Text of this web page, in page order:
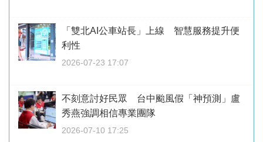
「雙北AI公車站長」上線 智慧服務提升便
利性
2026-07-23 17:07
不刻意討好民眾 台中颱風假「神預測」盧
秀燕強調相信專業團隊
2026-07-10 17:25